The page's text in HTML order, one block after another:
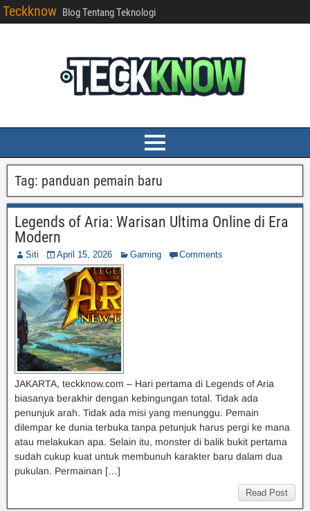
Teckknow Blog Tentang Teknologi
Tag: panduan pemain baru
Legends of Aria: Warisan Ultima Online di Era
Modern
Siti April 15, 2026 Gaming Comments
JAKARTA, teckknow.com – Hari pertama di Legends of Aria
biasanya berakhir dengan kebingungan total. Tidak ada
penunjuk arah. Tidak ada misi yang menunggu. Pemain
dilempar ke dunia terbuka tanpa petunjuk harus pergi ke mana
atau melakukan apa. Selain itu, monster di balik bukit pertama
sudah cukup kuat untuk membunuh karakter baru dalam dua
pukulan. Permainan […]
Read Post